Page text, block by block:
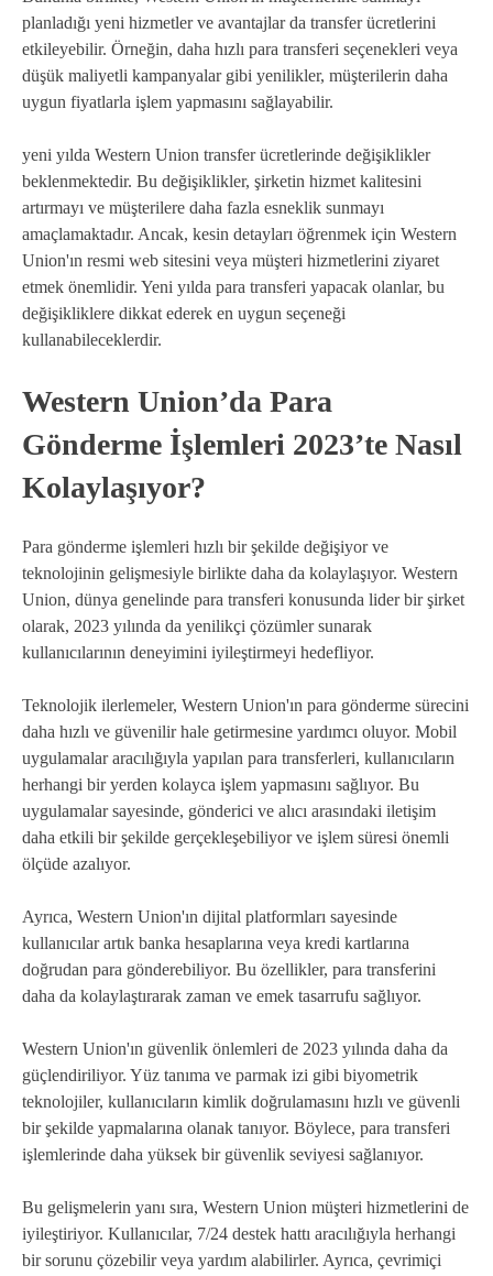
planladığı yeni hizmetler ve avantajlar da transfer ücretlerini
etkileyebilir. Örneğin, daha hızlı para transferi seçenekleri veya
düşük maliyetli kampanyalar gibi yenilikler, müşterilerin daha
uygun fiyatlarla işlem yapmasını sağlayabilir.
yeni yılda Western Union transfer ücretlerinde değişiklikler
beklenmektedir. Bu değişiklikler, şirketin hizmet kalitesini
artırmayı ve müşterilere daha fazla esneklik sunmayı
amaçlamaktadır. Ancak, kesin detayları öğrenmek için Western
Union'ın resmi web sitesini veya müşteri hizmetlerini ziyaret
etmek önemlidir. Yeni yılda para transferi yapacak olanlar, bu
değişikliklere dikkat ederek en uygun seçeneği
kullanabileceklerdir.
Western Union’da Para
Gönderme İşlemleri 2023’te Nasıl
Kolaylaşıyor?
Para gönderme işlemleri hızlı bir şekilde değişiyor ve
teknolojinin gelişmesiyle birlikte daha da kolaylaşıyor. Western
Union, dünya genelinde para transferi konusunda lider bir şirket
olarak, 2023 yılında da yenilikçi çözümler sunarak
kullanıcılarının deneyimini iyileştirmeyi hedefliyor.
Teknolojik ilerlemeler, Western Union'ın para gönderme sürecini
daha hızlı ve güvenilir hale getirmesine yardımcı oluyor. Mobil
uygulamalar aracılığıyla yapılan para transferleri, kullanıcıların
herhangi bir yerden kolayca işlem yapmasını sağlıyor. Bu
uygulamalar sayesinde, gönderici ve alıcı arasındaki iletişim
daha etkili bir şekilde gerçekleşebiliyor ve işlem süresi önemli
ölçüde azalıyor.
Ayrıca, Western Union'ın dijital platformları sayesinde
kullanıcılar artık banka hesaplarına veya kredi kartlarına
doğrudan para gönderebiliyor. Bu özellikler, para transferini
daha da kolaylaştırarak zaman ve emek tasarrufu sağlıyor.
Western Union'ın güvenlik önlemleri de 2023 yılında daha da
güçlendiriliyor. Yüz tanıma ve parmak izi gibi biyometrik
teknolojiler, kullanıcıların kimlik doğrulamasını hızlı ve güvenli
bir şekilde yapmalarına olanak tanıyor. Böylece, para transferi
işlemlerinde daha yüksek bir güvenlik seviyesi sağlanıyor.
Bu gelişmelerin yanı sıra, Western Union müşteri hizmetlerini de
iyileştiriyor. Kullanıcılar, 7/24 destek hattı aracılığıyla herhangi
bir sorunu çözebilir veya yardım alabilirler. Ayrıca, çevrimiçi